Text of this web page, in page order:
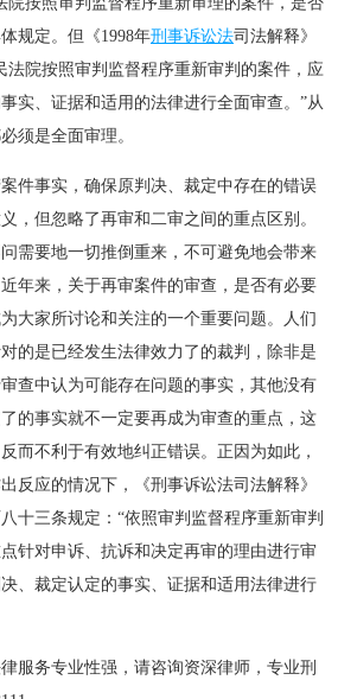
规定。但《1998年刑事诉讼法司法解释》
法院按照审判监督程序重新审判的案件，应
实、证据和适用的法律进行全面审查。”从
须是全面审理。
事实，确保原判决、裁定中存在的错误
，但忽略了再审和二审之间的重点区别。
需要地一切推倒重来，不可避免地会带来
年来，关于再审案件的审查，是否有必要
大家所讨论和关注的一个重要问题。人们
的是已经发生法律效力了的裁判，除非是
查中认为可能存在问题的事实，其他没有
的事实就不一定要再成为审查的重点，这
而不利于有效地纠正错误。正因为如此，
反应的情况下，《刑事诉讼法司法解释》
十三条规定：“依照审判监督程序重新审判
针对申诉、抗诉和决定再审的理由进行审
、裁定认定的事实、证据和适用法律进行
服务专业性强，请咨询资深律师，专业刑